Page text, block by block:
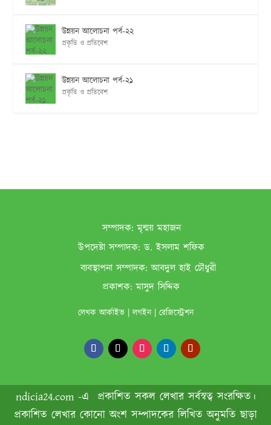
উন্নয়ন আলোচনা পর্ব-২২
প্রকৃতি ও প্রতিবেশ
উন্নয়ন আলোচনা পর্ব-২১
প্রকৃতি ও প্রতিবেশ
সম্পাদক:মৃন্ময় মহাজন
উপদেষ্টা সম্পাদক:ড. ইসলাম শফিক
ব‌্যবস্থাপনা সম্পাদক:আবদুল হাই চৌধুরী
প্রকাশক:মাসুদ সিদ্দিক
লেখক আর্কাইভ|লগইন| রেজিস্ট্রেশন
ndicia24.com -এ প্রকাশিত সকল লেখার সর্বস্বত্ব সংরক্ষিত।
প্রকাশিত লেখার কোনো অংশ সম্পাদকের লিখিত অনুমতি ছাড়া